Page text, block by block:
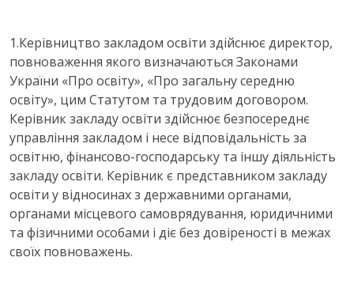
1.Керівництво закладом освіти здійснює директор,
повноваження якого визначаються Законами
України «Про освіту», «Про загальну середню
освіту», цим Статутом та трудовим договором.
Керівник закладу освіти здійснює безпосереднє
управління закладом і несе відповідальність за
освітню, фінансово-господарську та іншу діяльність
закладу освіти. Керівник є представником закладу
освіти у відносинах з державними органами,
органами місцевого самоврядування, юридичними
та фізичними особами і діє без довіреності в межах
своїх повноважень.